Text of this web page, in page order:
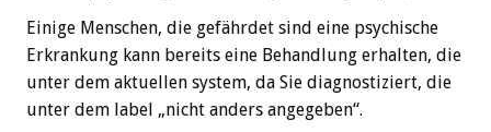
Einige Menschen, die gefährdet sind eine psychische
Erkrankung kann bereits eine Behandlung erhalten, die
unter dem aktuellen system, da Sie diagnostiziert, die
unter dem label „nicht anders angegeben“.